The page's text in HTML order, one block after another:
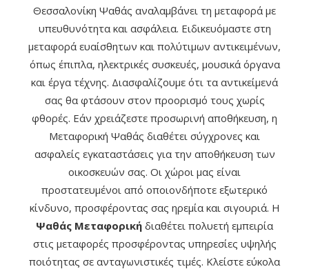
Θεσσαλονίκη Ψαθάς αναλαμβάνει τη μεταφορά με
υπευθυνότητα και ασφάλεια. Ειδικευόμαστε στη
μεταφορά ευαίσθητων και πολύτιμων αντικειμένων,
όπως έπιπλα, ηλεκτρικές συσκευές, μουσικά όργανα
και έργα τέχνης. Διασφαλίζουμε ότι τα αντικείμενά
σας θα φτάσουν στον προορισμό τους χωρίς
φθορές. Εάν χρειάζεστε προσωρινή αποθήκευση, η
Μεταφορική Ψαθάς διαθέτει σύγχρονες και
ασφαλείς εγκαταστάσεις για την αποθήκευση των
οικοσκευών σας. Οι χώροι μας είναι
προστατευμένοι από οποιονδήποτε εξωτερικό
κίνδυνο, προσφέροντας σας ηρεμία και σιγουριά. Η
Ψαθάς Μεταφορική διαθέτει πολυετή εμπειρία
στις μεταφορές προσφέροντας υπηρεσίες υψηλής
ποιότητας σε ανταγωνιστικές τιμές. Κλείστε εύκολα